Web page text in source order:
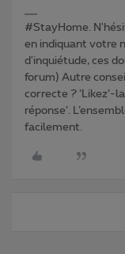
#StayHome.
en indiquant votre
d'inquiétude, ces
forum) Autre
correcte ? ‘Likez’-
réponse’.
facilement.